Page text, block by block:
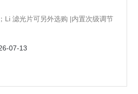
Li 滤光片可另外选购 |内置次级调节
07-13